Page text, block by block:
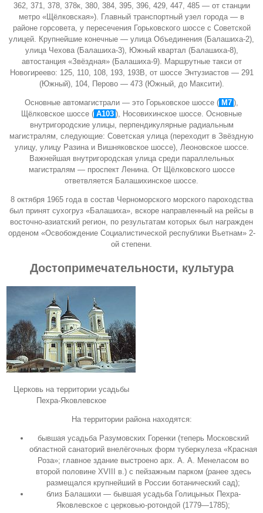
362, 371, 378, 378к, 380, 384, 395, 396, 429, 447, 485 — от станции
метро «Щёлковская»). Главный транспортный узел города — в
районе горсовета, у пересечения Горьковского шоссе с Советской
улицей. Крупнейшие конечные — улица Объединения (Балашиха-2),
улица Чехова (Балашиха-3), Южный квартал (Балашиха-8),
автостанция «Звёздная» (Балашиха-9). Маршрутные такси от
Новогиреево: 125, 110, 108, 193, 193В, от шоссе Энтузиастов — 291
(Южный), 104, Перово — 473 (Южный, до Максити).
Основные автомагистрали — это Горьковское шоссе( М7 ),
Щёлковское шоссе ( A103 ), Носовихинское шоссе. Основные
внутригородские улицы, перпендикулярные радиальным
магистралям, следующие: Советская улица (переходит в Звёздную
улицу, улицу Разина и Вишняковское шоссе), Леоновское шоссе.
Важнейшая внутригородская улица среди параллельных
магистралям — проспект Ленина. От Щёлковского шоссе
ответвляется Балашихинское шоссе.
8 октября 1965 года в состав Черноморского морского пароходства
был принят сухогруз «Балашиха», вскоре направленный на рейсы в
восточно-азиатский регион, по результатам которых был награжден
орденом «Освобождение Социалистической республики Вьетнам» 2-
ой степени.
Достопримечательности, культура
Церковь на территории усадьбы
Пехра-Яковлевское
На территории района находятся:
бывшая усадьба Разумовских Горенки (теперь Московский
областной санаторий внелёгочных форм туберкулеза «Красная
Роза»; главное здание выстроено арх. А. А. Менеласом во
второй половине XVIII в.) с пейзажным парком (ранее здесь
размещался крупнейший в России ботанический сад);
близ Балашихи — бывшая усадьба Голицыных Пехра-
Яковлевское с церковью-ротондой (1779—1785);